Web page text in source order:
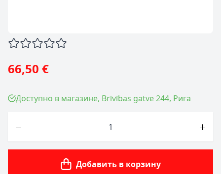
66,50 €
Доступно в магазине, Brīvības gatve 244, Рига
Добавить в корзину